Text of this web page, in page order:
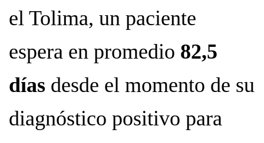
el Tolima, un paciente
espera en promedio 82,5
días desde el momento de su
diagnóstico positivo para